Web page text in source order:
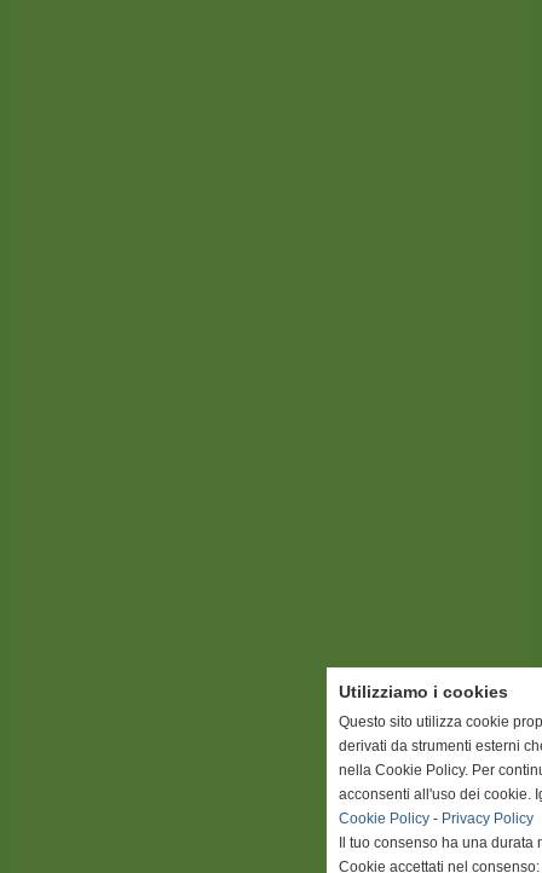
Utilizziamo i cookies
Questo sito utilizza cookie
derivati da strumenti esterni
nella Cookie Policy. Per
acconsenti all'uso dei cookie.
Cookie Policy - Privacy Policy
Il tuo consenso ha una durata
Cookie accettati nel